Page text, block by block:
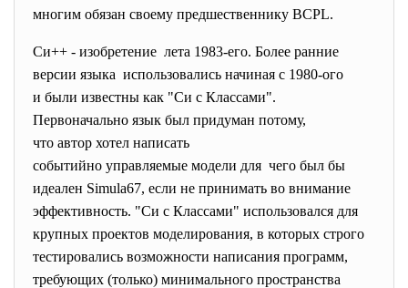
многим обязан своему предшественнику BCPL.
Си++ - изобретение лета 1983-его. Более ранние
версии языка использовались начиная с 1980-ого
и были известны как "Cи с Классами".
Первоначально язык был придуман потому,
что автор хотел написать
событийно управляемые модели для чего был бы
идеален Simula67, если не принимать во внимание
эффективность. "Cи с Классами" использовался для
крупных проектов моделирования, в которых строго
тестировались возможности написания программ,
требующих (только) минимального пространства